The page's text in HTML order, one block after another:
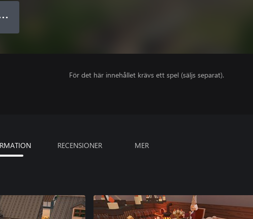
● ●
För det här innehållet krävs ett spel (säljs separat).
RECENSIONER MER